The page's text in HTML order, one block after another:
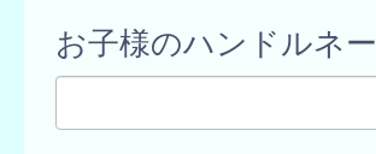
お子様のハンドルネ